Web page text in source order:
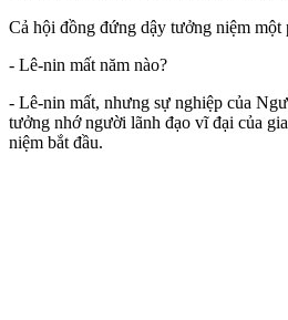
Cả hội đồng đứng dậy tưởng niệm một
- Lê-nin mất năm nào?
- Lê-nin mất, nhưng sự nghiệp của
tưởng nhớ người lãnh đạo vĩ đại của
niệm bắt đầu.